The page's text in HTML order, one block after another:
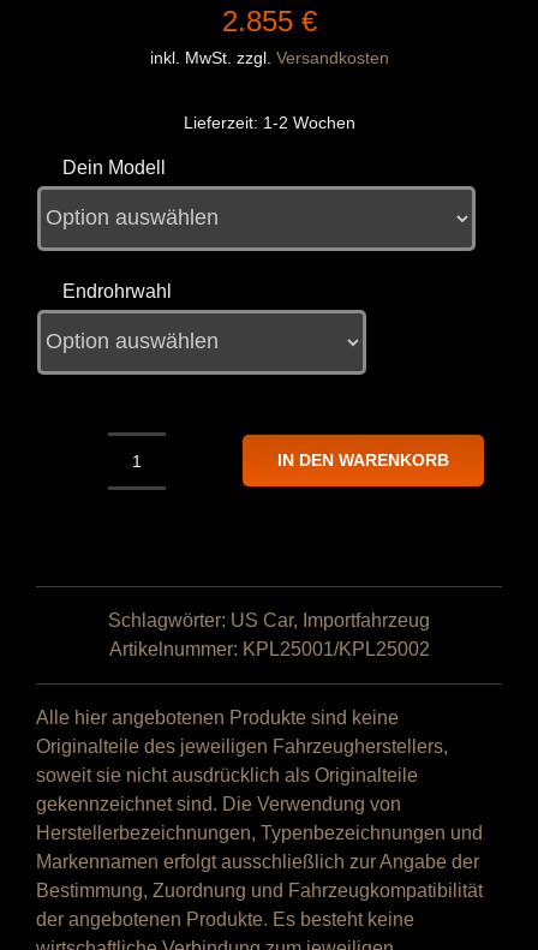
2.855 €
inkl. MwSt. zzgl. Versandkosten
Lieferzeit: 1-2 Wochen
Dein Modell
Endrohrwahl
NAP
Ford
F-
150
Menge
IN DEN WARENKORB
Schlagwörter: US Car, Importfahrzeug
Artikelnummer: KPL25001/KPL25002
Alle hier angebotenen Produkte sind keine
Originalteile des jeweiligen Fahrzeugherstellers,
soweit sie nicht ausdrücklich als Originalteile
gekennzeichnet sind. Die Verwendung von
Herstellerbezeichnungen, Typenbezeichnungen und
Markennamen erfolgt ausschließlich zur Angabe der
Bestimmung, Zuordnung und Fahrzeugkompatibilität
der angebotenen Produkte. Es besteht keine